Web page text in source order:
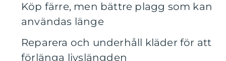
Köp färre, men bättre plagg som kan
användas länge
Reparera och underhåll kläder för att
förlänga livslängden